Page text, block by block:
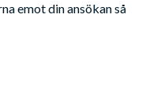
emot din ansökan så